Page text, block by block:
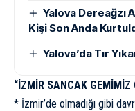
Yalova Dereağzı
Kişi Son Anda
Yalova’da Tır
“İZMİR SANCAK GEMİMİZ
* İzmir’de olmadığı gibi